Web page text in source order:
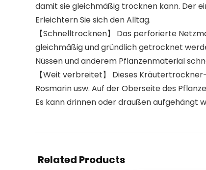
damit sie gleichmäßig trocknen kann. Der
Erleichtern Sie sich den Alltag.
【Schnelltrocknen】 Das perforierte
gleichmäßig und gründlich getrocknet
Nüssen und anderem Pflanzenmaterial
【Weit verbreitet】 Dieses
Rosmarin usw. Auf der Oberseite des
Es kann drinnen oder draußen aufgehängt
Related Products